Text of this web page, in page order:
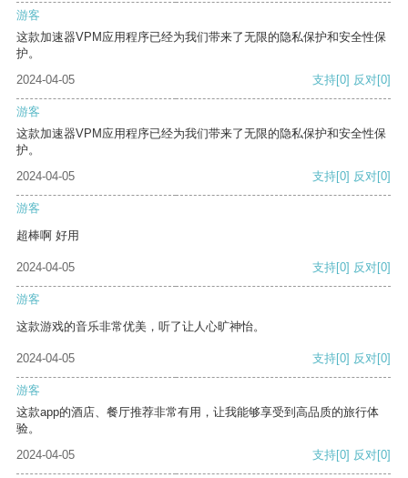
游客
这款加速器VPM应用程序已经为我们带来了无限的隐私保护和安全性保
护。
2024-04-05
支持[0] 反对[0]
游客
这款加速器VPM应用程序已经为我们带来了无限的隐私保护和安全性保
护。
2024-04-05
支持[0] 反对[0]
游客
超棒啊 好用
2024-04-05 支持[0] 反对[0]
游客
这款游戏的音乐非常优美，听了让人心旷神怡。
2024-04-05 支持[0] 反对[0]
游客
这款app的酒店、餐厅推荐非常有用，让我能够享受到高品质的旅行体
验。
2024-04-05
支持[0] 反对[0]